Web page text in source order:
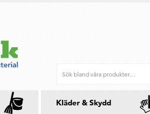
Kläder & Skydd